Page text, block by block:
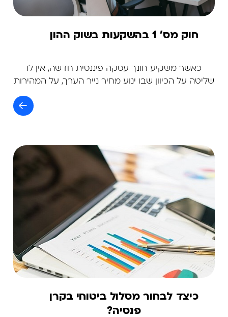
חוק מס' 1 בהשקעות בשוק ההון
כאשר משקיע חונך עסקה פיננסית חדשה, אין לו
שליטה על הכיוון שבו ינוע מחיר נייר הערך, על המהירות
שבה זה יקרה, או לאיזה מחיר הנייר יגיע בסופו של דבר.
כיצד לבחור מסלול ביטוחי בקרן
פנסיה?